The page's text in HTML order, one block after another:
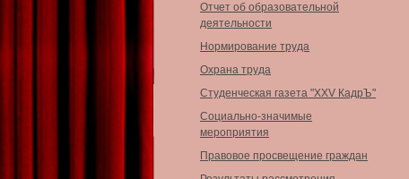
Отчет об образовательной
деятельности
Нормирование труда
Охрана труда
Студенческая газета "XXV КадрЪ"
Социально-значимые
мероприятия
Правовое просвещение граждан